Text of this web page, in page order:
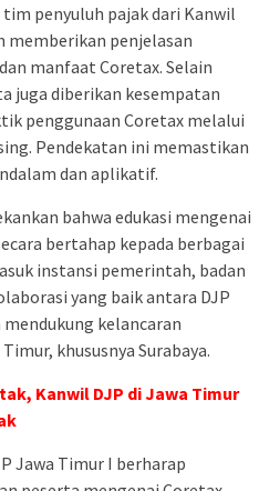
penyuluh pajak dari Kanwil
memberikan penjelasan
manfaat Coretax. Selain
juga diberikan kesempatan
penggunaan Coretax melalui
Pendekatan ini memastikan
dan aplikatif.
bahwa edukasi mengenai
bertahap kepada berbagai
instansi pemerintah, badan
yang baik antara DJP
kelancaran
khususnya Surabaya.
Kanwil DJP di Jawa Timur
Jawa Timur I berharap